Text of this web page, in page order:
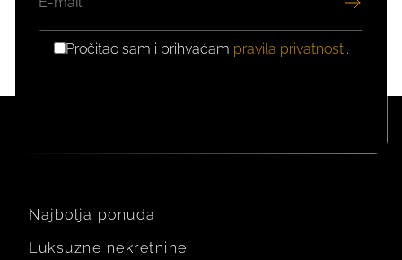
GDPRPročitao sam i prihvaćam pravila privatnosti.
Najbolja ponuda
Luksuzne nekretnine